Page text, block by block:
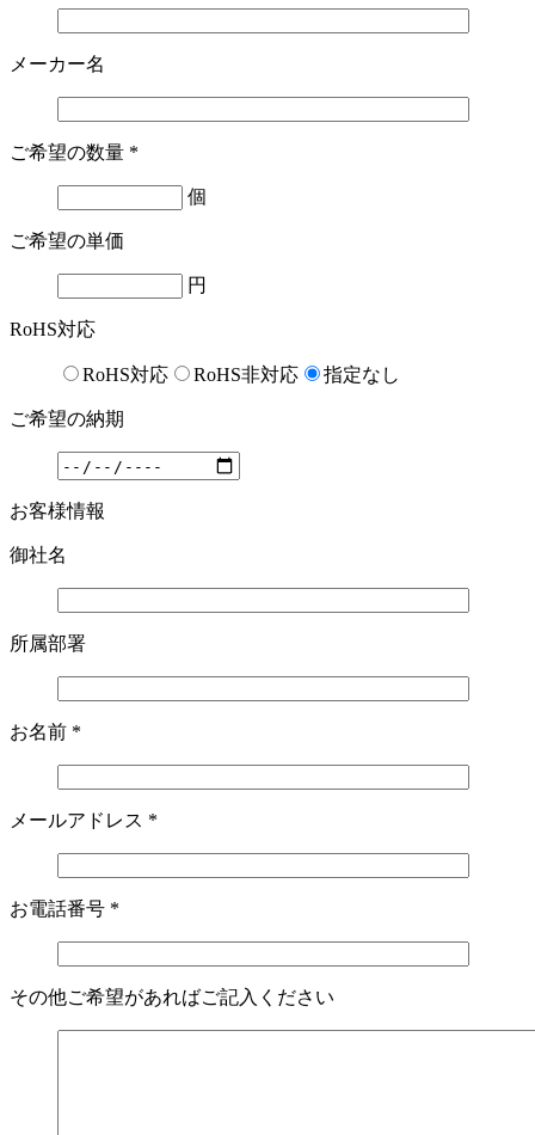
メーカー名
ご希望の数量 *
個
ご希望の単価
円
RoHS対応
RoHS対応 RoHS非対応 指定なし
ご希望の納期
お客様情報
御社名
所属部署
お名前 *
メールアドレス *
お電話番号 *
その他ご希望があればご記入ください